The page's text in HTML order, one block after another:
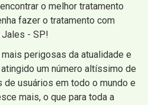
o melhor tratamento
fazer o tratamento com
Jales - SP!
perigosas da atualidade e
um número altíssimo de
usuários em todo o mundo e
mais, o que para toda a